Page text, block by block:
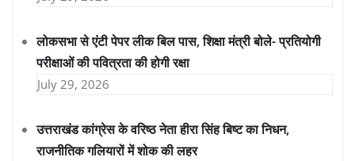
लोकसभा से एंटी पेपर लीक बिल पास, शिक्षा मंत्री बोले- प्रतियोगी
परीक्षाओं की पवित्रता की होगी रक्षा
July 29, 2026
उत्तराखंड कांग्रेस के वरिष्ठ नेता हीरा सिंह बिष्ट का निधन,
राजनीतिक गलियारों में शोक की लहर